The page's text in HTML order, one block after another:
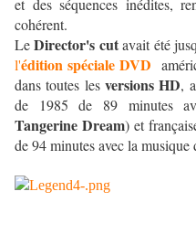
et des séquences inédites,
cohérent.
LeDirector's cutavait été
l'édition spéciale DVD
dans toutes les versions HD,
de 1985 de 89 minutes
Tangerine Dream) et
de 94 minutes avec la musique